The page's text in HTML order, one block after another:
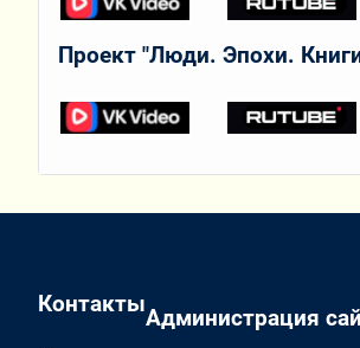
Проект "Люди. Эпохи.
Контакты
Администрация